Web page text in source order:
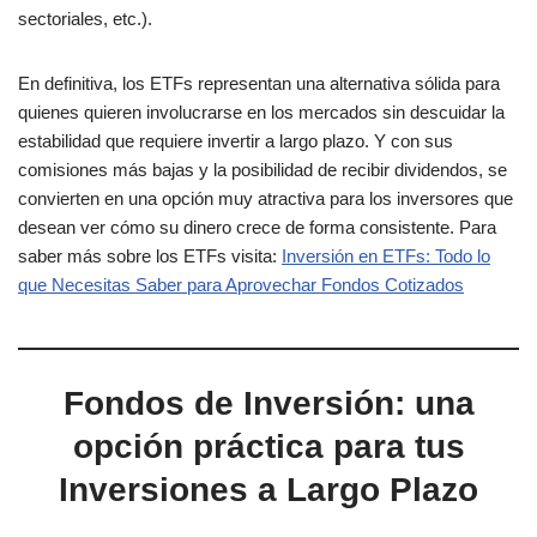
sectoriales, etc.).
En definitiva, los ETFs representan una alternativa sólida para
quienes quieren involucrarse en los mercados sin descuidar la
estabilidad que requiere invertir a largo plazo. Y con sus
comisiones más bajas y la posibilidad de recibir dividendos, se
convierten en una opción muy atractiva para los inversores que
desean ver cómo su dinero crece de forma consistente. Para
saber más sobre los ETFs visita: Inversión en ETFs: Todo lo
que Necesitas Saber para Aprovechar Fondos Cotizados
Fondos de Inversión: una
opción práctica para tus
Inversiones a Largo Plazo